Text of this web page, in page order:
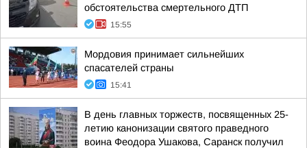
обстоятельства смертельного ДТП
15:55
Мордовия принимает сильнейших
спасателей страны
15:41
В день главных торжеств, посвященных 25-
летию канонизации святого праведного
воина Феодора Ушакова, Саранск получил